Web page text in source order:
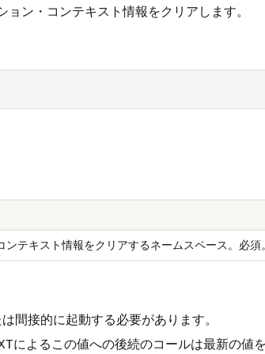
ン・コンテキスト情報をクリアします。
テキスト情報をクリアするネームスペース。必須。
間接的に起動する必要があります。
によるこの値への後続のコールは最新の値を